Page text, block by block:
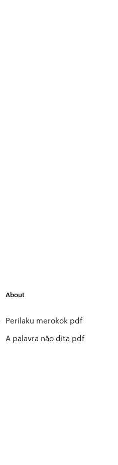
About
Perilaku merokok pdf
A palavra não dita pdf